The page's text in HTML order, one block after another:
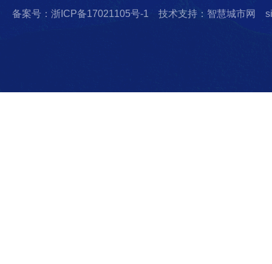
备案号：浙ICP备17021105号-1 技术支持：智慧城市网